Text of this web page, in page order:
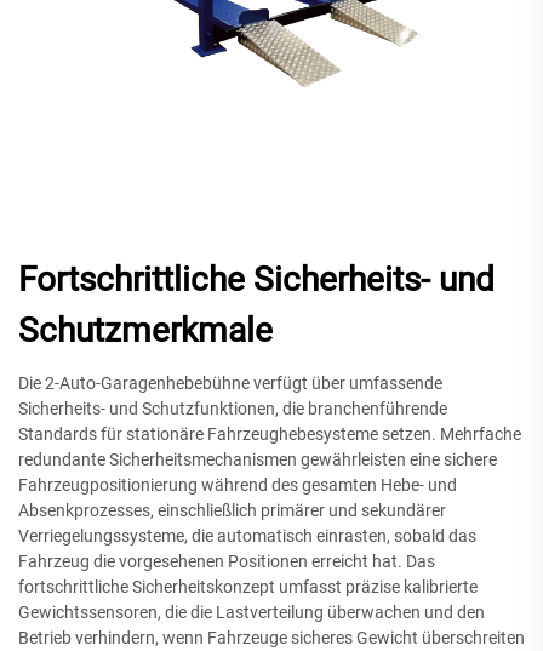
Fortschrittliche Sicherheits- und
Schutzmerkmale
Die 2-Auto-Garagenhebebühne verfügt über umfassende
Sicherheits- und Schutzfunktionen, die branchenführende
Standards für stationäre Fahrzeughebesysteme setzen. Mehrfache
redundante Sicherheitsmechanismen gewährleisten eine sichere
Fahrzeugpositionierung während des gesamten Hebe- und
Absenkprozesses, einschließlich primärer und sekundärer
Verriegelungssysteme, die automatisch einrasten, sobald das
Fahrzeug die vorgesehenen Positionen erreicht hat. Das
fortschrittliche Sicherheitskonzept umfasst präzise kalibrierte
Gewichtssensoren, die die Lastverteilung überwachen und den
Betrieb verhindern, wenn Fahrzeuge sicheres Gewicht überschreiten